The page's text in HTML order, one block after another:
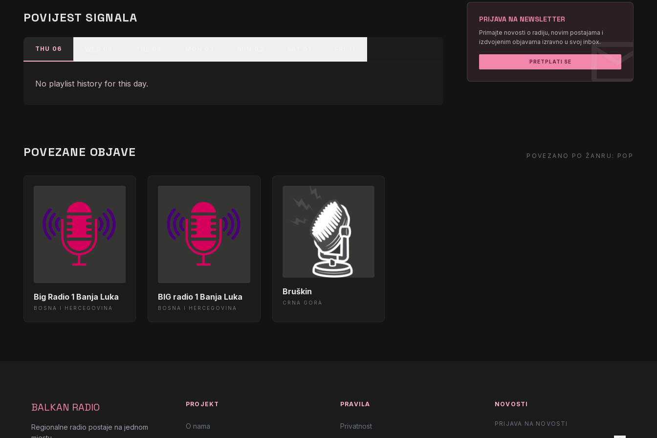
POVIJEST SIGNALA
THU 06
No playlist history for this day. mail
PRIJAVA NA NEWSLETTER
Primajte novosti o radiju, novim postajama i
izdvojenim objavama izravno u svoj inbox.
PRETPLATI SE
POVEZANE OBJAVE POVEZANO PO ŽANRU: POP
Big Radio 1 Banja Luka
BOSNA I HERCEGOVINA
BIG radio 1 Banja Luka
BOSNA I HERCEGOVINA
Bruškin
CRNA GORA
BALKAN RADIO
Regionalne radio postaje na jednom
PROJEKT
O nama
PRAVILA
Privatnost
NOVOSTI
PRIJAVA NA NOVOSTI